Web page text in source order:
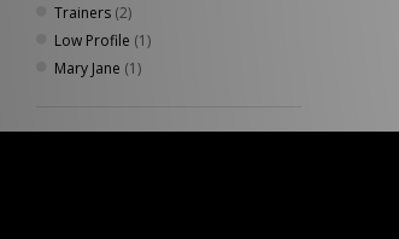
Trainers (2)
Low Profile (1)
Mary Jane (1)